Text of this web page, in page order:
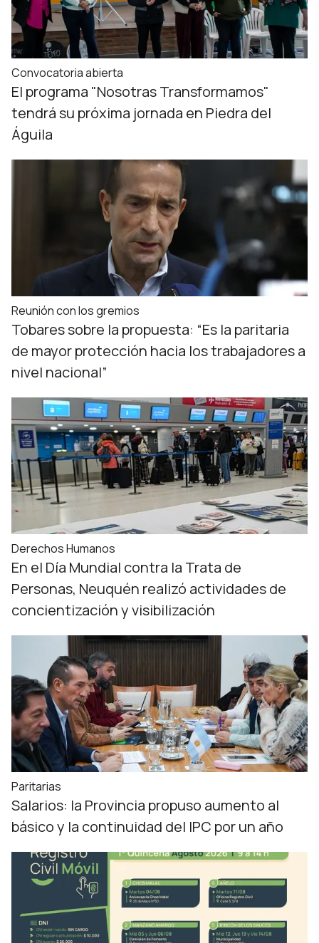
Convocatoria abierta
El programa "Nosotras Transformamos"
tendrá su próxima jornada en Piedra del
Águila
Reunión con los gremios
Tobares sobre la propuesta: “Es la paritaria
de mayor protección hacia los trabajadores a
nivel nacional”
Derechos Humanos
En el Día Mundial contra la Trata de
Personas, Neuquén realizó actividades de
concientización y visibilización
Paritarias
Salarios: la Provincia propuso aumento al
básico y la continuidad del IPC por un año